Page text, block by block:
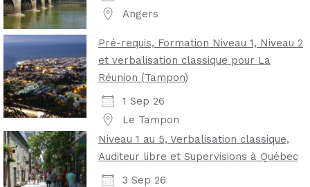
Angers
Pré-requis, Formation Niveau 1, Niveau 2
et verbalisation classique pour La
Réunion (Tampon)
1 Sep 26
Le Tampon
Niveau 1 au 5, Verbalisation classique,
Auditeur libre et Supervisions à Québec
3 Sep 26